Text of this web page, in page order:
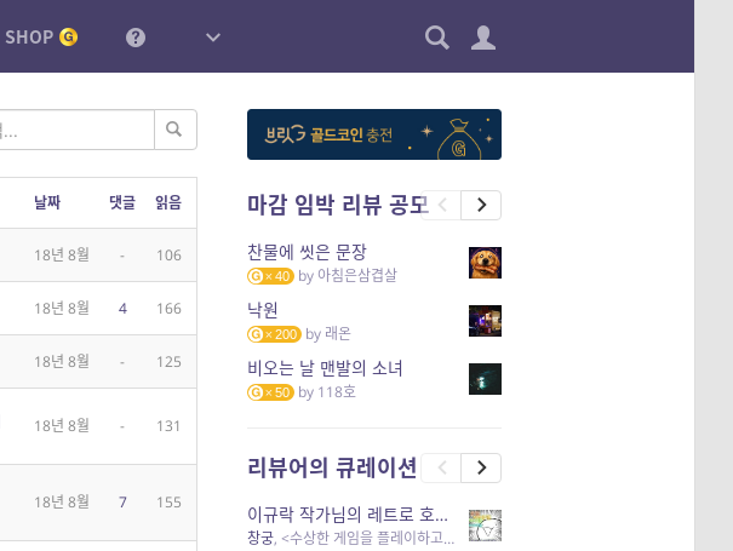
SHOP
날짜 댓글 읽음
18년 8월 - 106
18년 8월 4 166
18년 8월 - 125
18년 8월 - 131
18년 8월 7 155
마감 임박 리뷰 공모
찬물에 씻은 문장
40 by 아침은삼겹살
낙원
200 by 래온
비오는 날 맨발의 소녀
50 by 118호
리뷰어의 큐레이션
이규락 작가님의 레트로 호러 리뷰
창궁, <수상한 게임을 플레이하고 있어> 외 3개 작품